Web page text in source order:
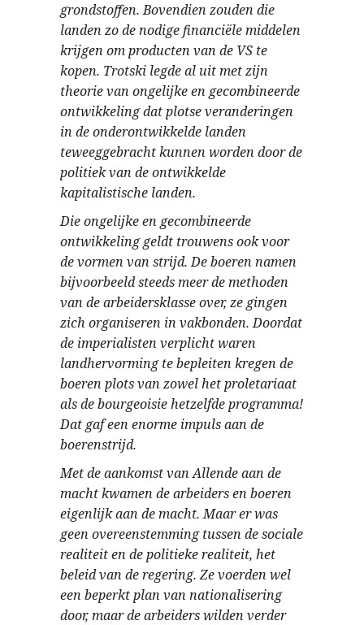
grondstoffen. Bovendien zouden die
landen zo de nodige financiële middelen
krijgen om producten van de VS te
kopen. Trotski legde al uit met zijn
theorie van ongelijke en gecombineerde
ontwikkeling dat plotse veranderingen
in de onderontwikkelde landen
teweeggebracht kunnen worden door de
politiek van de ontwikkelde
kapitalistische landen.
Die ongelijke en gecombineerde
ontwikkeling geldt trouwens ook voor
de vormen van strijd. De boeren namen
bijvoorbeeld steeds meer de methoden
van de arbeidersklasse over, ze gingen
zich organiseren in vakbonden. Doordat
de imperialisten verplicht waren
landhervorming te bepleiten kregen de
boeren plots van zowel het proletariaat
als de bourgeoisie hetzelfde programma!
Dat gaf een enorme impuls aan de
boerenstrijd.
Met de aankomst van Allende aan de
macht kwamen de arbeiders en boeren
eigenlijk aan de macht. Maar er was
geen overeenstemming tussen de sociale
realiteit en de politieke realiteit, het
beleid van de regering. Ze voerden wel
een beperkt plan van nationalisering
door, maar de arbeiders wilden verder